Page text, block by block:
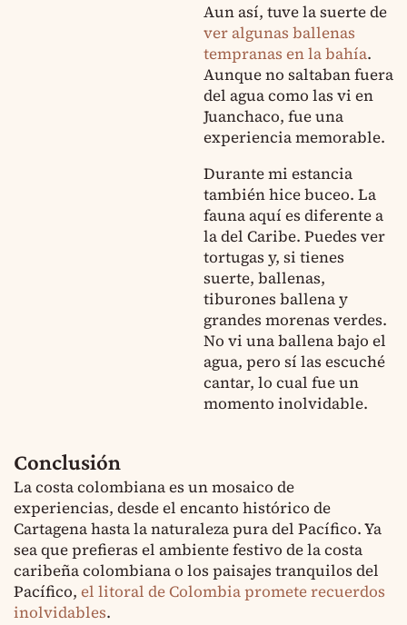
Aun así, tuve la suerte de
ver algunas ballenas
tempranas en la bahía.
Aunque no saltaban fuera
del agua como las vi en
Juanchaco, fue una
experiencia memorable.
Durante mi estancia
también hice buceo. La
fauna aquí es diferente a
la del Caribe. Puedes ver
tortugas y, si tienes
suerte, ballenas,
tiburones ballena y
grandes morenas verdes.
No vi una ballena bajo el
agua, pero sí las escuché
cantar, lo cual fue un
momento inolvidable.
Conclusión
La costa colombiana es un mosaico de
experiencias, desde el encanto histórico de
Cartagena hasta la naturaleza pura del Pacífico. Ya
sea que prefieras el ambiente festivo de la costa
caribeña colombiana o los paisajes tranquilos del
Pacífico, el litoral de Colombia promete recuerdos
inolvidables.